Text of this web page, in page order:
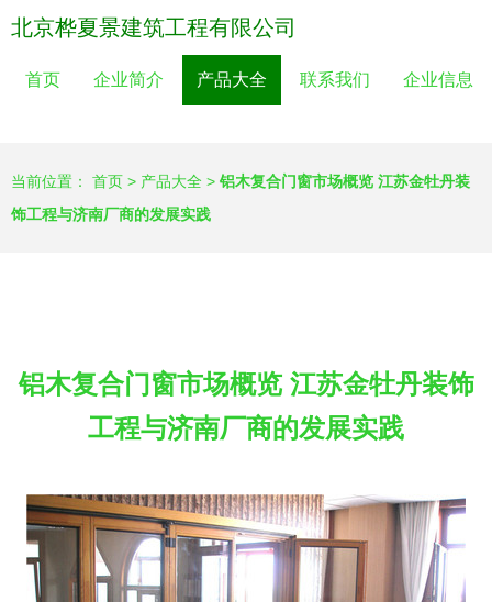
北京桦夏景建筑工程有限公司
首页 企业简介 产品大全 联系我们 企业信息
当前位置： 首页 > 产品大全 > 铝木复合门窗市场概览 江苏金牡丹装
饰工程与济南厂商的发展实践
铝木复合门窗市场概览 江苏金牡丹装饰
工程与济南厂商的发展实践